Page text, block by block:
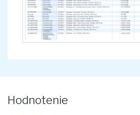
Hodnotenie